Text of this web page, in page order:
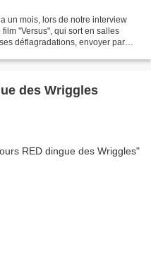
un mois, lors de notre interview
"Versus", qui sort en salles
déflagradations, envoyer par
des Wriggles